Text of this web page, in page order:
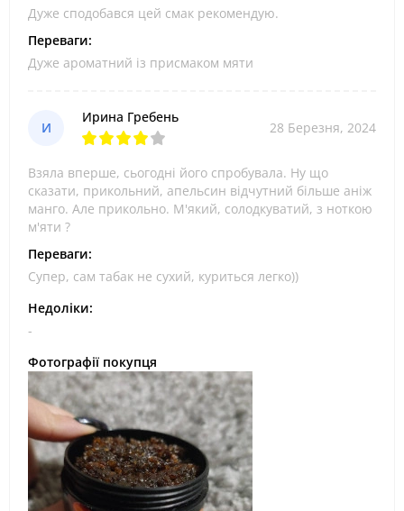
Дуже сподобався цей смак рекомендую.
Переваги:
Дуже ароматний із присмаком мяти
И
Ирина Гребень
28 Березня, 2024
Взяла вперше, сьогодні його спробувала. Ну що
сказати, прикольний, апельсин відчутний більше аніж
манго. Але прикольно. М'який, солодкуватий, з ноткою
м'яти ?
Переваги:
Супер, сам табак не сухий, куриться легко))
Недоліки:
-
Фотографії покупця